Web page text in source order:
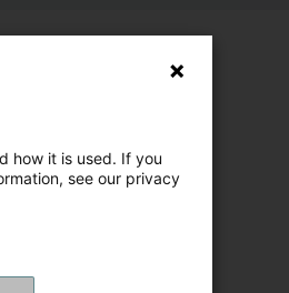
how it is used. If you
see our privacy